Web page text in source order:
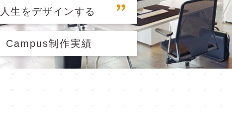
人生をデザインする
Campus制作実績